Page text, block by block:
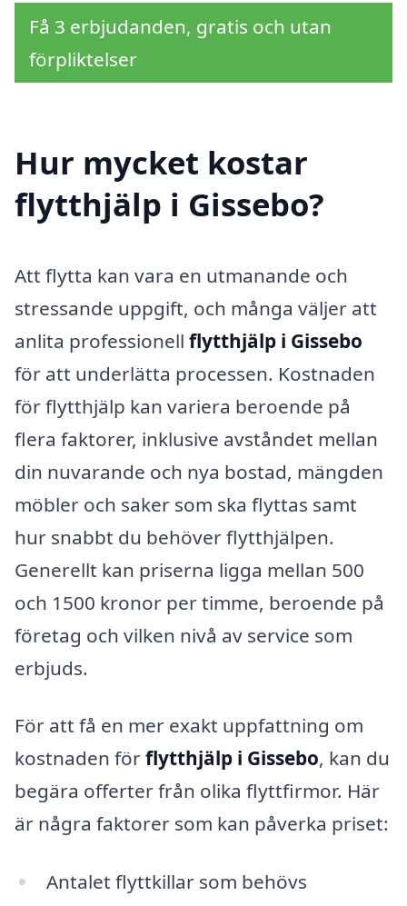
Få 3 erbjudanden, gratis och utan
förpliktelser
Hur mycket kostar
flytthjälp i Gissebo?
Att flytta kan vara en utmanande och
stressande uppgift, och många väljer att
anlita professionell flytthjälp i Gissebo
för att underlätta processen. Kostnaden
för flytthjälp kan variera beroende på
flera faktorer, inklusive avståndet mellan
din nuvarande och nya bostad, mängden
möbler och saker som ska flyttas samt
hur snabbt du behöver flytthjälpen.
Generellt kan priserna ligga mellan 500
och 1500 kronor per timme, beroende på
företag och vilken nivå av service som
erbjuds.
För att få en mer exakt uppfattning om
kostnaden förflytthjälp i Gissebo, kan du
begära offerter från olika flyttfirmor. Här
är några faktorer som kan påverka priset:
Antalet flyttkillar som behövs